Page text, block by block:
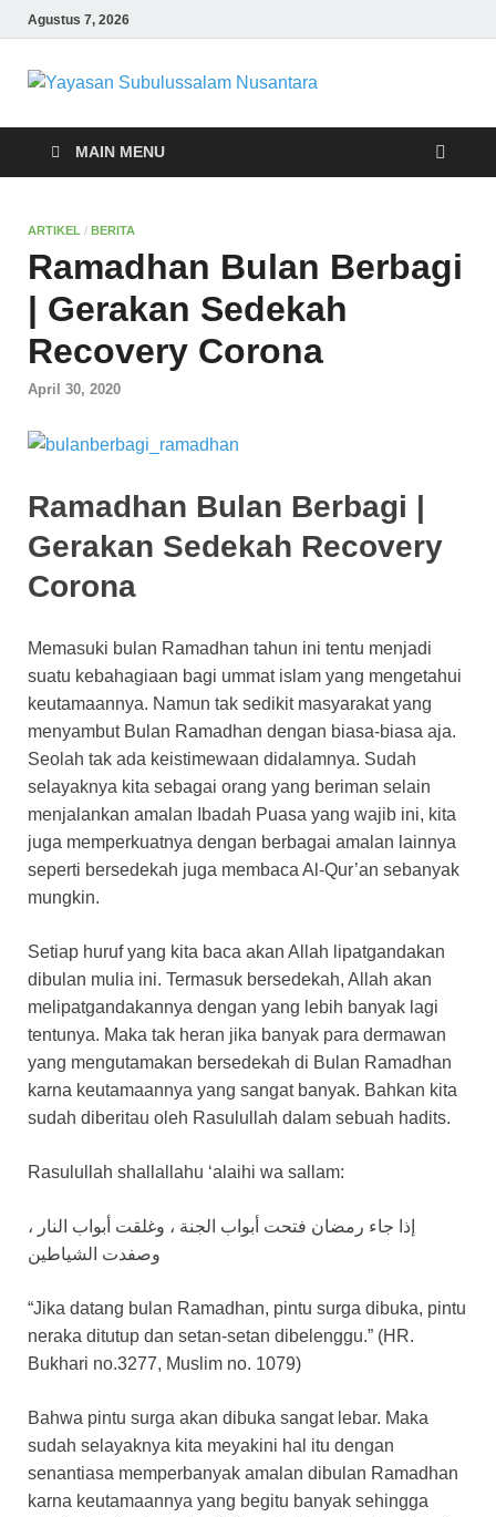
Agustus 7, 2026
Subulussalam
Nusantara – Rumah
MAIN MENU
ARTIKEL / BERITA
Ramadhan Bulan Berbagi
| Gerakan Sedekah
Recovery Corona
April 30, 2020
Ramadhan Bulan Berbagi |
Gerakan Sedekah Recovery
Corona
Memasuki bulan Ramadhan tahun ini tentu menjadi
suatu kebahagiaan bagi ummat islam yang mengetahui
keutamaannya. Namun tak sedikit masyarakat yang
menyambut Bulan Ramadhan dengan biasa-biasa aja.
Seolah tak ada keistimewaan didalamnya. Sudah
selayaknya kita sebagai orang yang beriman selain
menjalankan amalan Ibadah Puasa yang wajib ini, kita
juga memperkuatnya dengan berbagai amalan lainnya
seperti bersedekah juga membaca Al-Qur’an sebanyak
mungkin.
Setiap huruf yang kita baca akan Allah lipatgandakan
dibulan mulia ini. Termasuk bersedekah, Allah akan
melipatgandakannya dengan yang lebih banyak lagi
tentunya. Maka tak heran jika banyak para dermawan
yang mengutamakan bersedekah di Bulan Ramadhan
karna keutamaannya yang sangat banyak. Bahkan kita
sudah diberitau oleh Rasulullah dalam sebuah hadits.
Rasulullah shallallahu ‘alaihi wa sallam:
إذا جاء رمضان فتحت أبواب الجنة ، وغلقت أبواب النار ،
وصفدت الشياطين
“Jika datang bulan Ramadhan, pintu surga dibuka, pintu
neraka ditutup dan setan-setan dibelenggu.” (HR.
Bukhari no.3277, Muslim no. 1079)
Bahwa pintu surga akan dibuka sangat lebar. Maka
sudah selayaknya kita meyakini hal itu dengan
senantiasa memperbanyak amalan dibulan Ramadhan
karna keutamaannya yang begitu banyak sehingga